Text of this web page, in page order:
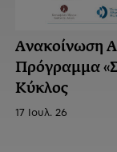
Ανακοίνωση
Πρόγραμμα
Κύκλος
17 Ιουλ. 26